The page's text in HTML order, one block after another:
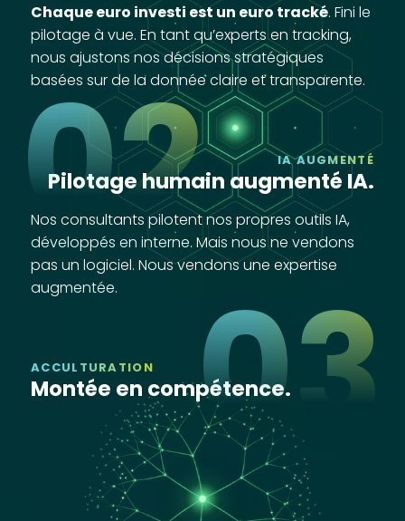
Chaque euro investi est un euro tracké. Fini le
pilotage à vue. En tant qu’experts en tracking,
nous ajustons nos décisions stratégiques
basées sur de la donnée claire et transparente.
02 IA AUGMENTÉ
Pilotage humain augmenté IA.
Nos consultants pilotent nos propres outils IA,
développés en interne. Mais nous ne vendons
pas un logiciel. Nous vendons une expertise
augmentée.
03
ACCULTURATION
Montée en compétence.